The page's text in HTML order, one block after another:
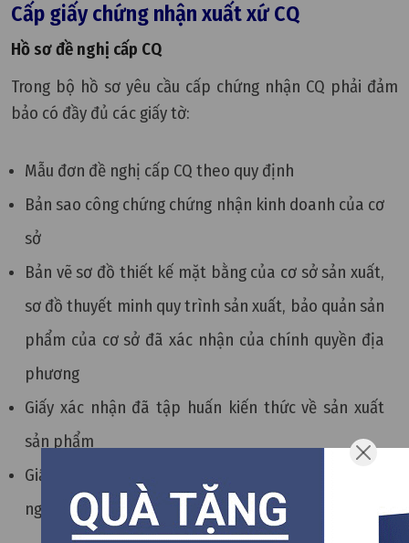
Cấp giấy chứng nhận xuất xứ CQ
Hồ sơ đề nghị cấp CQ
Trong bộ hồ sơ yêu cầu cấp chứng nhận CQ phải đảm
bảo có đầy đủ các giấy tờ:
Mẫu đơn đề nghị cấp CQ theo quy định
Bản sao công chứng chứng nhận kinh doanh của cơ
sở
Bản vẽ sơ đồ thiết kế mặt bằng của cơ sở sản xuất,
sơ đồ thuyết minh quy trình sản xuất, bảo quản sản
phẩm của cơ sở đã xác nhận của chính quyền địa
phương
Giấy xác nhận đã tập huấn kiến thức về sản xuất
sản phẩm
Giấy xác nhận sức khỏe của chủ cơ sở và những
người tham gia sản xuất, kinh doanh